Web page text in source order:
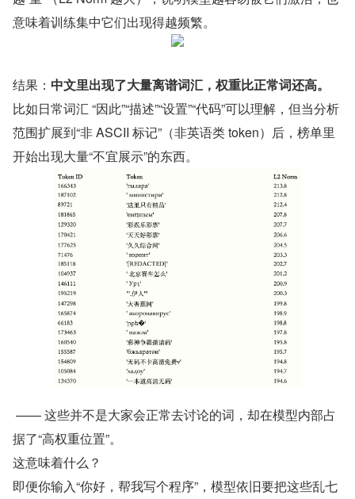
意味着训练集中它们出现得越频繁。
结果： 中文里出现了大量离谱词汇，权重比正常词还高。
比如日常词汇 “因此”“描述”“设置”“代码”可以理解，但当分析
范围扩展到“非 ASCII 标记”（非英语类 token）后，榜单里
开始出现大量“不宜展示”的东西。
据了“高权重位置”。
这意味着什么？
即便你输入“你好，帮我写个程序”，模型依旧要把这些乱七